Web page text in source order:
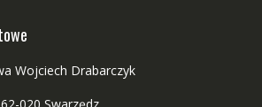
Wojciech Drabarczyk